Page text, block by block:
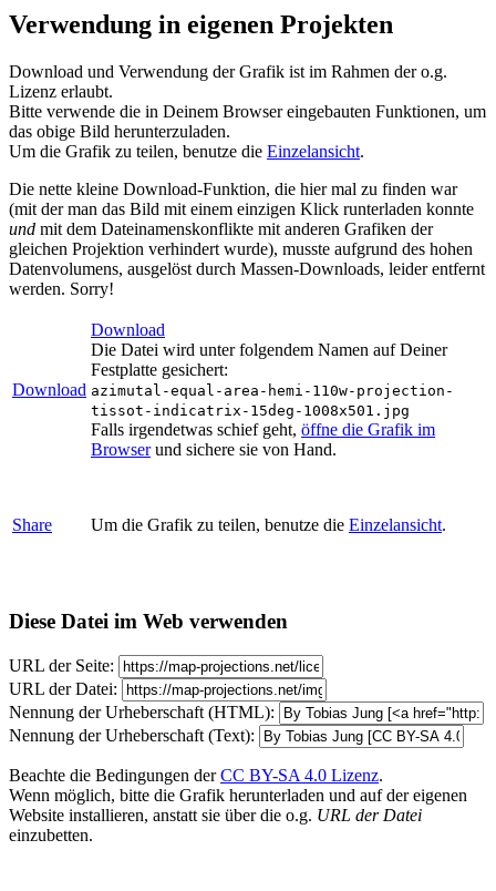
Verwendung in eigenen Projekten
Download und Verwendung der Grafik ist im Rahmen der o.g.
Lizenz erlaubt.
Bitte verwende die in Deinem Browser eingebauten Funktionen, um
das obige Bild herunterzuladen.
Um die Grafik zu teilen, benutze die Einzelansicht.
Die nette kleine Download-Funktion, die hier mal zu finden war
(mit der man das Bild mit einem einzigen Klick runterladen konnte
und mit dem Dateinamenskonflikte mit anderen Grafiken der
gleichen Projektion verhindert wurde), musste aufgrund des hohen
Datenvolumens, ausgelöst durch Massen-Downloads, leider entfernt
werden. Sorry!
Download
Download
Die Datei wird unter folgendem Namen auf Deiner
Festplatte gesichert:
azimutal-equal-area-hemi-110w-projection-
tissot-indicatrix-15deg-1008x501.jpg
Falls irgendetwas schief geht, öffne die Grafik im
Browserund sichere sie von Hand.
Share Um die Grafik zu teilen, benutze die Einzelansicht.
Diese Datei im Web verwenden
URL der Seite:
URL der Datei:
Nennung der Urheberschaft (HTML):
Nennung der Urheberschaft (Text):
Beachte die Bedingungen derCC BY-SA 4.0 Lizenz.
Wenn möglich, bitte die Grafik herunterladen und auf der eigenen
Website installieren, anstatt sie über die o.g. URL der Datei
einzubetten.